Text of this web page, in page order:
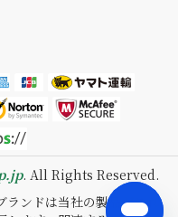
. All Rights Reserved.
ンドは当社の製品がこれ